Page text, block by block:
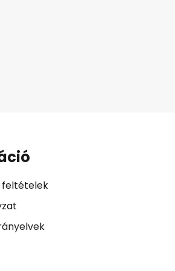
feltételek